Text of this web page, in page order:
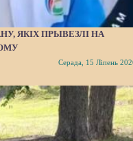
ЯКІХ ПРЫВЕЗЛІ НА
Серада, 15 Ліпень